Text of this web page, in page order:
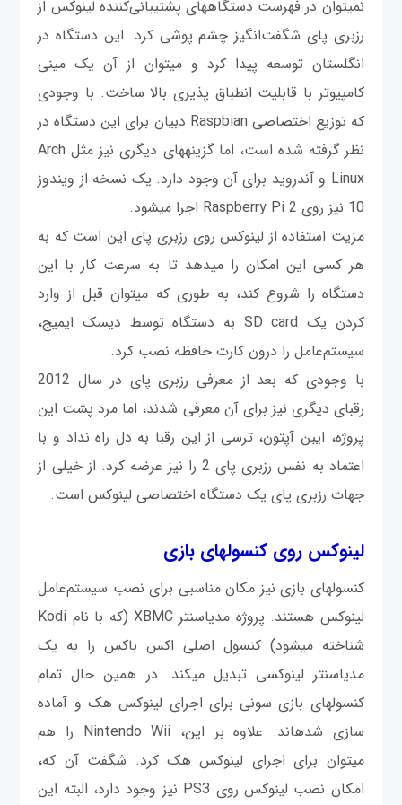
نمی‎توان در فهرست دستگاه‎های پشتیبانی‌کننده لینوکس از
رزبری پای شگفت‌انگیز چشم پوشی کرد. این دستگاه در
انگلستان توسعه پیدا کرد و می‎توان از آن یک مینی
کامپیوتر با قابلیت انطباق پذیری بالا ساخت. با وجودی
که توزیع اختصاصی Raspbian دبیان برای این دستگاه در
نظر گرفته شده است، اما گزینه‎های دیگری نیز مثل Arch
Linux و آندرويد برای آن وجود دارد. یک نسخه از ویندوز
10 نیز روی Raspberry Pi 2 اجرا می‎شود.
مزیت استفاده از لینوکس روی رزبری پای این است که به
هر کسی این امکان را می‎دهد تا به سرعت کار با این
دستگاه را شروع کند، به طوری که می‎توان قبل از وارد
کردن یک SD card به دستگاه توسط دیسک ایمیج،
سیستم‌عامل را درون کارت حافظه نصب کرد.
با وجودی که بعد از معرفی رزبری پای در سال 2012
رقبای دیگری نیز برای آن معرفی شدند، اما مرد پشت این
پروژه، ایبن آپتون، ترسی از این رقبا به دل راه نداد و با
اعتماد به نفس رزبری پای 2 را نیز عرضه کرد. از خیلی از
جهات رزبری پای یک دستگاه اختصاصی لینوکس است.
لینوکس روی کنسول‎های بازی
کنسول‎های بازی نیز مکان مناسبی برای نصب سیستم‌عامل
لینوکس هستند. پروژه مدیاسنتر XBMC (که با نام Kodi
شناخته می‎شود) کنسول اصلی اکس باکس را به یک
مدیاسنتر لینوکسی تبدیل می‎کند. در همین حال تمام
کنسول‎های بازی سونی برای اجرای لینوکس هک و آماده
سازی شده‎اند. علاوه بر این، Nintendo Wii را هم
می‎توان برای اجرای لینوکس هک کرد. شگفت آن که،
امکان نصب لینوکس روی PS3 نیز وجود دارد، البته این